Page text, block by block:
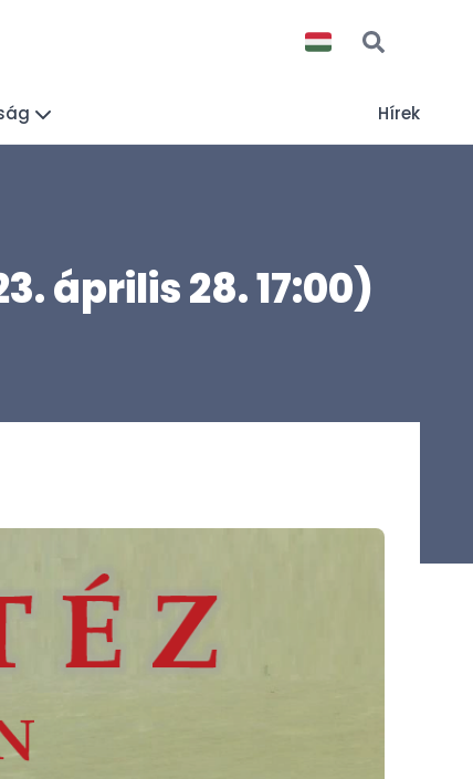
Hírek
április 28. 17:00)